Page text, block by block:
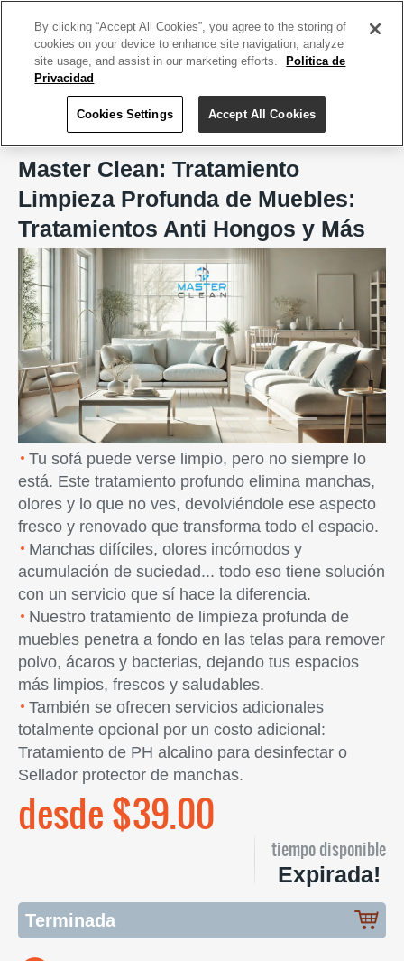
Master Clean
Master Clean: Tratamiento
Limpieza Profunda de Muebles:
Tratamientos Anti Hongos y Más
Previous Next
Tu sofá puede verse limpio, pero no siempre lo
está. Este tratamiento profundo elimina manchas,
olores y lo que no ves, devolviéndole ese aspecto
fresco y renovado que transforma todo el espacio.
Manchas difíciles, olores incómodos y
acumulación de suciedad... todo eso tiene solución
con un servicio que sí hace la diferencia.
Nuestro tratamiento de limpieza profunda de
muebles penetra a fondo en las telas para remover
polvo, ácaros y bacterias, dejando tus espacios
más limpios, frescos y saludables.
También se ofrecen servicios adicionales
totalmente opcional por un costo adicional:
Tratamiento de PH alcalino para desinfectar o
Sellador protector de manchas.
desde $39.00
tiempo disponible
Expirada!
Terminada
By clicking “Accept All Cookies”, you agree to the storing of
cookies on your device to enhance site navigation, analyze
site usage, and assist in our marketing efforts.
Politica de
Privacidad
Cookies Settings Accept All Cookies